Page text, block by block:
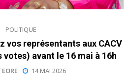
POLITIQUE
vos représentants aux CACV
avant le 16 mai à 16h
14 MAI 2026